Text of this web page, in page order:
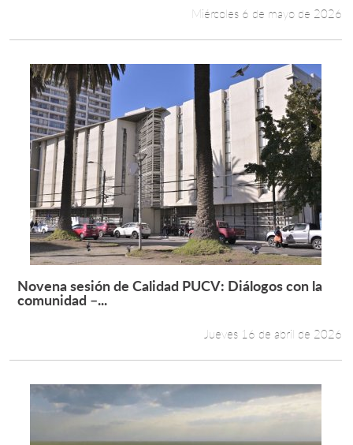
English
Miércoles 6 de mayo de 2026
Leer más +
Novena sesión de Calidad PUCV: Diálogos con la
comunidad –...
Jueves 16 de abril de 2026